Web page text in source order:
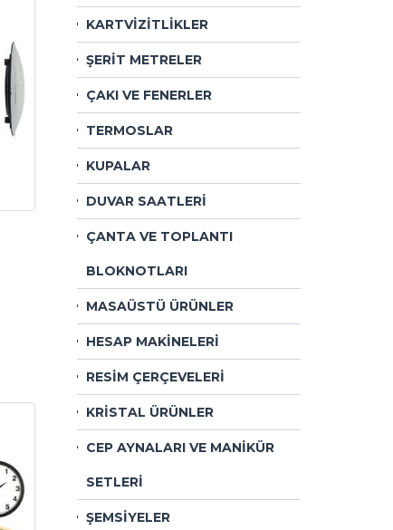
KARTVİZİTLİKLER
ŞERİT METRELER
ÇAKI VE FENERLER
TERMOSLAR
KUPALAR
DUVAR SAATLERİ
ÇANTA VE TOPLANTI
BLOKNOTLARI
MASAÜSTÜ ÜRÜNLER
HESAP MAKİNELERİ
RESİM ÇERÇEVELERİ
KRİSTAL ÜRÜNLER
CEP AYNALARI VE MANİKÜR
SETLERİ
ŞEMSİYELER